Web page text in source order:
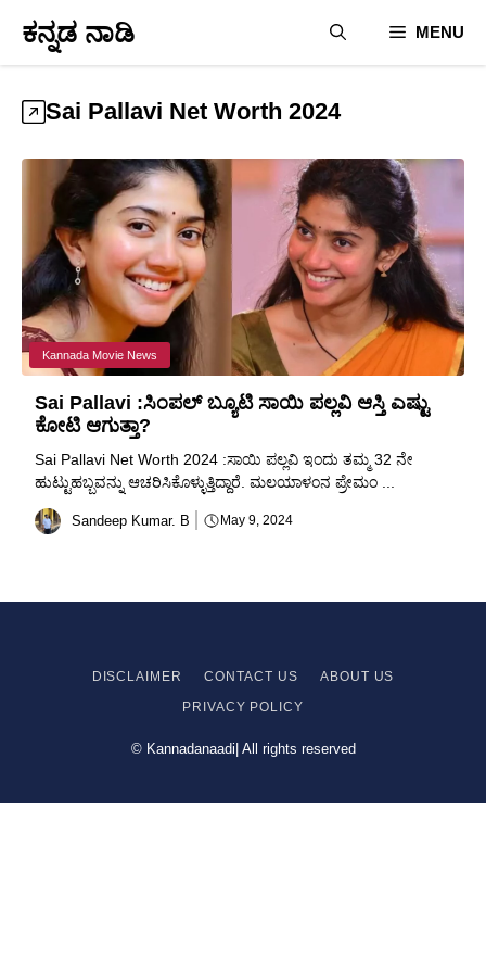
content
ಕನ್ನಡ ನಾಡಿ MENU
Sai Pallavi Net Worth 2024
Kannada Movie News
Sai Pallavi :ಸಿಂಪಲ್ ಬ್ಯೂಟಿ ಸಾಯಿ ಪಲ್ಲವಿ ಆಸ್ತಿ ಎಷ್ಟು
ಕೋಟಿ ಆಗುತ್ತಾ?
Sai Pallavi Net Worth 2024 :ಸಾಯಿ ಪಲ್ಲವಿ ಇಂದು ತಮ್ಮ 32 ನೇ
ಹುಟ್ಟುಹಬ್ಬವನ್ನು ಆಚರಿಸಿಕೊಳ್ಳುತ್ತಿದ್ದಾರೆ. ಮಲಯಾಳಂನ ಪ್ರೇಮಂ ...
Sandeep Kumar. B May 9, 2024
DISCLAIMER CONTACT US
ABOUT US
PRIVACY POLICY
© Kannadanaadi| All rights reserved